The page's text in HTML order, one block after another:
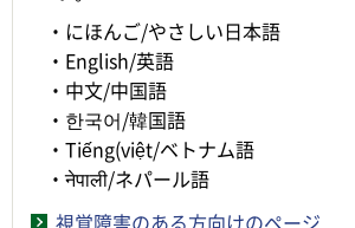
・にほんご/やさしい日本語
・English/英語
・中文/中国語
・한국어/韓国語
・Tiếng(việt/ベトナム語
・नेपाली/ネパール語